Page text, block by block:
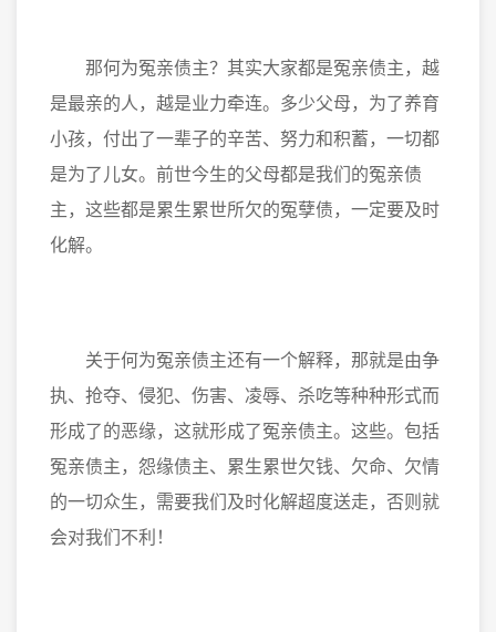
那何为冤亲债主？其实大家都是冤亲债主，越
是最亲的人，越是业力牵连。多少父母，为了养育
小孩，付出了一辈子的辛苦、努力和积蓄，一切都
是为了儿女。前世今生的父母都是我们的冤亲债
主，这些都是累生累世所欠的冤孽债，一定要及时
化解。
关于何为冤亲债主还有一个解释，那就是由争
执、抢夺、侵犯、伤害、凌辱、杀吃等种种形式而
形成了的恶缘，这就形成了冤亲债主。这些。包括
冤亲债主，怨缘债主、累生累世欠钱、欠命、欠情
的一切众生，需要我们及时化解超度送走，否则就
会对我们不利！